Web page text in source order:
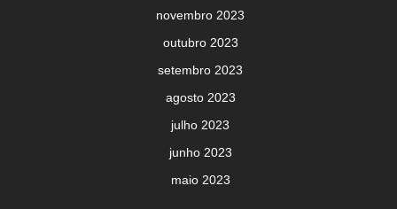
novembro 2023
outubro 2023
setembro 2023
agosto 2023
julho 2023
junho 2023
maio 2023